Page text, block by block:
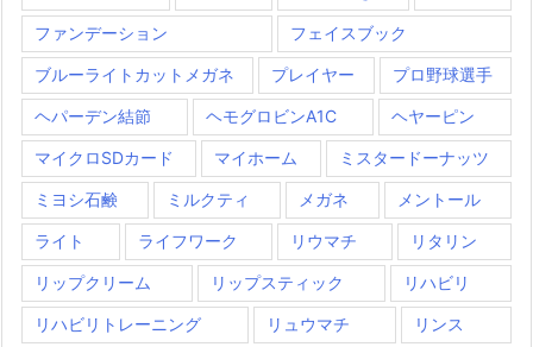
ファンデーション フェイスブック
ブルーライトカットメガネ プレイヤー プロ野球選手
ヘパーデン結節 ヘモグロビンA1C ヘヤーピン
マイクロSDカード マイホーム ミスタードーナッツ
ミヨシ石鹸 ミルクティ メガネ メントール
ライト ライフワーク リウマチ リタリン
リップクリーム リップスティック リハビリ
リハビリトレーニング リュウマチ リンス